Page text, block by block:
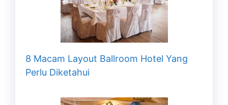
8 Macam Layout Ballroom Hotel Yang
Perlu Diketahui